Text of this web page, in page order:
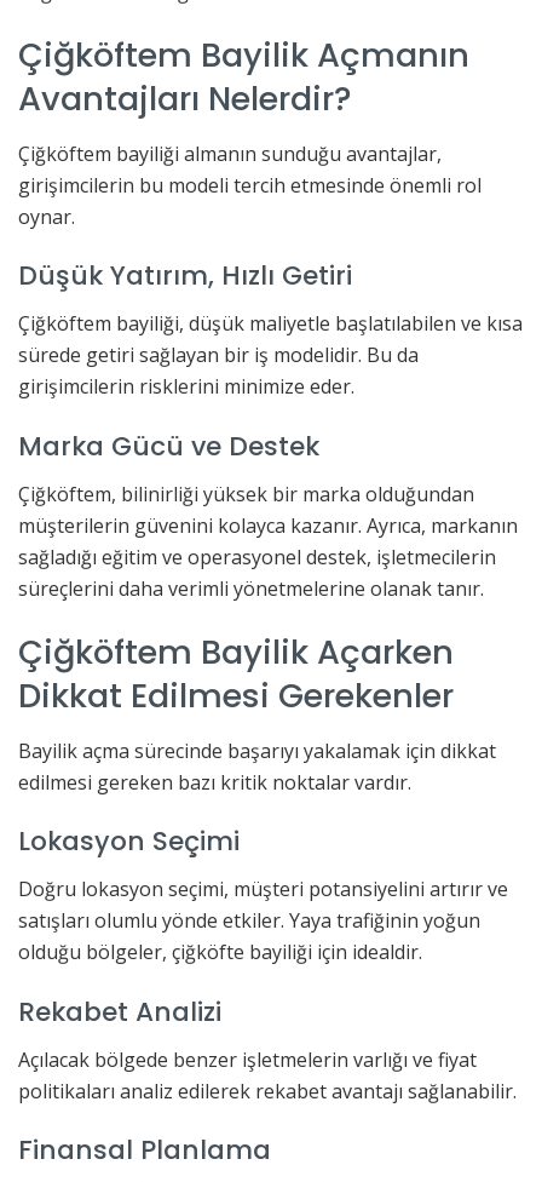
Çiğköftem Bayilik Açmanın
Avantajları Nelerdir?
Çiğköftem bayiliği almanın sunduğu avantajlar,
girişimcilerin bu modeli tercih etmesinde önemli rol
oynar.
Düşük Yatırım, Hızlı Getiri
Çiğköftem bayiliği, düşük maliyetle başlatılabilen ve kısa
sürede getiri sağlayan bir iş modelidir. Bu da
girişimcilerin risklerini minimize eder.
Marka Gücü ve Destek
Çiğköftem, bilinirliği yüksek bir marka olduğundan
müşterilerin güvenini kolayca kazanır. Ayrıca, markanın
sağladığı eğitim ve operasyonel destek, işletmecilerin
süreçlerini daha verimli yönetmelerine olanak tanır.
Çiğköftem Bayilik Açarken
Dikkat Edilmesi Gerekenler
Bayilik açma sürecinde başarıyı yakalamak için dikkat
edilmesi gereken bazı kritik noktalar vardır.
Lokasyon Seçimi
Doğru lokasyon seçimi, müşteri potansiyelini artırır ve
satışları olumlu yönde etkiler. Yaya trafiğinin yoğun
olduğu bölgeler, çiğköfte bayiliği için idealdir.
Rekabet Analizi
Açılacak bölgede benzer işletmelerin varlığı ve fiyat
politikaları analiz edilerek rekabet avantajı sağlanabilir.
Finansal Planlama